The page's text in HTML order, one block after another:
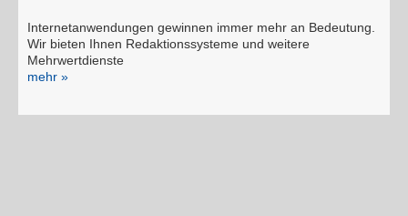
Internetanwendungen gewinnen immer mehr an Bedeutung.
Wir bieten Ihnen Redaktionssysteme und weitere
Mehrwertdienste
mehr »